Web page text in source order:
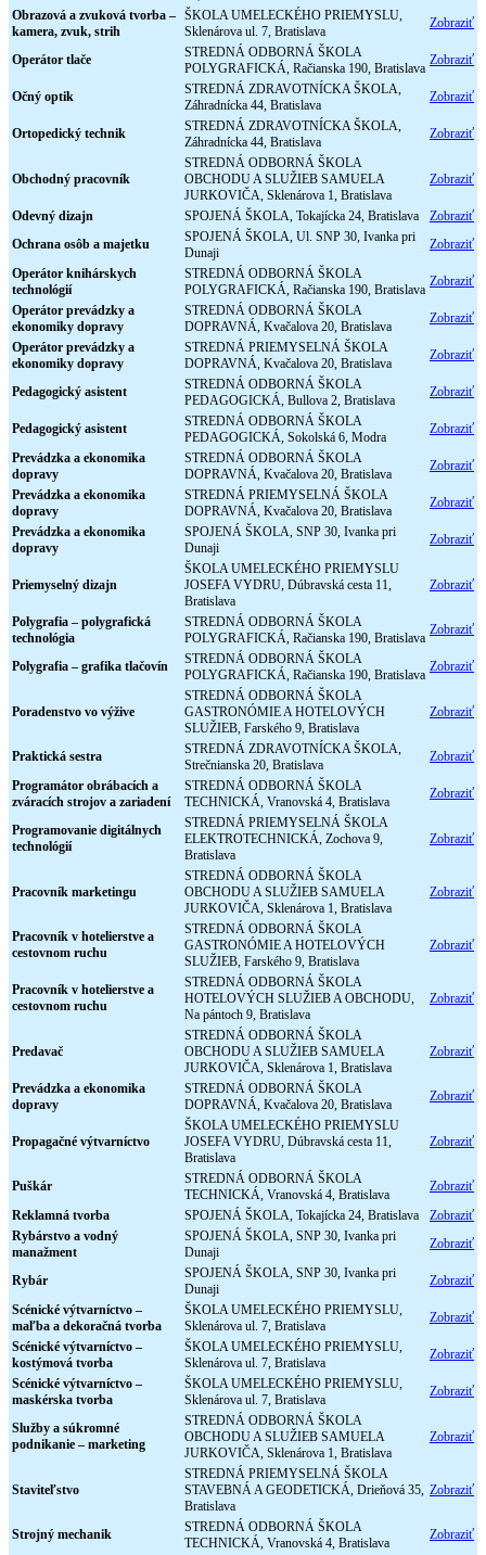
Obrazová a zvuková tvorba –
kamera, zvuk, strih
ŠKOLA UMELECKÉHO PRIEMYSLU,
Sklenárova ul. 7, Bratislava
Zobraziť
Operátor tlače
STREDNÁ ODBORNÁ ŠKOLA
POLYGRAFICKÁ, Račianska 190, Bratislava
Zobraziť
Očný optik
STREDNÁ ZDRAVOTNÍCKA ŠKOLA,
Záhradnícka 44, Bratislava
Zobraziť
Ortopedický technik
STREDNÁ ZDRAVOTNÍCKA ŠKOLA,
Záhradnícka 44, Bratislava
Zobraziť
Obchodný pracovník
STREDNÁ ODBORNÁ ŠKOLA
OBCHODU A SLUŽIEB SAMUELA
JURKOVIČA, Sklenárova 1, Bratislava
Zobraziť
Odevný dizajn SPOJENÁ ŠKOLA, Tokajícka 24, Bratislava
Zobraziť
Ochrana osôb a majetku
SPOJENÁ ŠKOLA, Ul. SNP 30, Ivanka pri
Dunaji
Zobraziť
Operátor knihárskych
technológií
STREDNÁ ODBORNÁ ŠKOLA
POLYGRAFICKÁ, Račianska 190, Bratislava
Zobraziť
Operátor prevádzky a
ekonomiky dopravy
STREDNÁ ODBORNÁ ŠKOLA
DOPRAVNÁ, Kvačalova 20, Bratislava
Zobraziť
Operátor prevádzky a
ekonomiky dopravy
STREDNÁ PRIEMYSELNÁ ŠKOLA
DOPRAVNÁ, Kvačalova 20, Bratislava
Zobraziť
Pedagogický asistent
STREDNÁ ODBORNÁ ŠKOLA
PEDAGOGICKÁ, Bullova 2, Bratislava
Zobraziť
Pedagogický asistent
STREDNÁ ODBORNÁ ŠKOLA
PEDAGOGICKÁ, Sokolská 6, Modra
Zobraziť
Prevádzka a ekonomika
dopravy
STREDNÁ ODBORNÁ ŠKOLA
DOPRAVNÁ, Kvačalova 20, Bratislava
Zobraziť
Prevádzka a ekonomika
dopravy
STREDNÁ PRIEMYSELNÁ ŠKOLA
DOPRAVNÁ, Kvačalova 20, Bratislava
Zobraziť
Prevádzka a ekonomika
dopravy
SPOJENÁ ŠKOLA, SNP 30, Ivanka pri
Dunaji
Zobraziť
Priemyselný dizajn
ŠKOLA UMELECKÉHO PRIEMYSLU
JOSEFA VYDRU, Dúbravská cesta 11,
Bratislava
Zobraziť
Polygrafia – polygrafická
technológia
STREDNÁ ODBORNÁ ŠKOLA
POLYGRAFICKÁ, Račianska 190, Bratislava
Zobraziť
Polygrafia – grafika tlačovín
STREDNÁ ODBORNÁ ŠKOLA
POLYGRAFICKÁ, Račianska 190, Bratislava
Zobraziť
Poradenstvo vo výžive
STREDNÁ ODBORNÁ ŠKOLA
GASTRONÓMIE A HOTELOVÝCH
SLUŽIEB, Farského 9, Bratislava
Zobraziť
Praktická sestra
STREDNÁ ZDRAVOTNÍCKA ŠKOLA,
Strečnianska 20, Bratislava
Zobraziť
Programátor obrábacích a
zváracích strojov a zariadení
STREDNÁ ODBORNÁ ŠKOLA
TECHNICKÁ, Vranovská 4, Bratislava
Zobraziť
Programovanie digitálnych
technológií
STREDNÁ PRIEMYSELNÁ ŠKOLA
ELEKTROTECHNICKÁ, Zochova 9,
Bratislava
Zobraziť
Pracovník marketingu
STREDNÁ ODBORNÁ ŠKOLA
OBCHODU A SLUŽIEB SAMUELA
JURKOVIČA, Sklenárova 1, Bratislava
Zobraziť
Pracovník v hotelierstve a
cestovnom ruchu
STREDNÁ ODBORNÁ ŠKOLA
GASTRONÓMIE A HOTELOVÝCH
SLUŽIEB, Farského 9, Bratislava
Zobraziť
Pracovník v hotelierstve a
cestovnom ruchu
STREDNÁ ODBORNÁ ŠKOLA
HOTELOVÝCH SLUŽIEB A OBCHODU,
Na pántoch 9, Bratislava
Zobraziť
Predavač
STREDNÁ ODBORNÁ ŠKOLA
OBCHODU A SLUŽIEB SAMUELA
JURKOVIČA, Sklenárova 1, Bratislava
Zobraziť
Prevádzka a ekonomika
dopravy
STREDNÁ ODBORNÁ ŠKOLA
DOPRAVNÁ, Kvačalova 20, Bratislava
Zobraziť
Propagačné výtvarníctvo
ŠKOLA UMELECKÉHO PRIEMYSLU
JOSEFA VYDRU, Dúbravská cesta 11,
Bratislava
Zobraziť
Puškár
STREDNÁ ODBORNÁ ŠKOLA
TECHNICKÁ, Vranovská 4, Bratislava
Zobraziť
Reklamná tvorba
SPOJENÁ ŠKOLA, Tokajícka 24, Bratislava
Zobraziť
Rybárstvo a vodný
manažment
SPOJENÁ ŠKOLA, SNP 30, Ivanka pri
Dunaji
Zobraziť
Rybár
SPOJENÁ ŠKOLA, SNP 30, Ivanka pri
Dunaji
Zobraziť
Scénické výtvarníctvo –
maľba a dekoračná tvorba
ŠKOLA UMELECKÉHO PRIEMYSLU,
Sklenárova ul. 7, Bratislava
Zobraziť
Scénické výtvarníctvo –
kostýmová tvorba
ŠKOLA UMELECKÉHO PRIEMYSLU,
Sklenárova ul. 7, Bratislava
Zobraziť
Scénické výtvarníctvo –
maskérska tvorba
ŠKOLA UMELECKÉHO PRIEMYSLU,
Sklenárova ul. 7, Bratislava
Zobraziť
Služby a súkromné
podnikanie – marketing
STREDNÁ ODBORNÁ ŠKOLA
OBCHODU A SLUŽIEB SAMUELA
JURKOVIČA, Sklenárova 1, Bratislava
Zobraziť
Staviteľstvo
STREDNÁ PRIEMYSELNÁ ŠKOLA
STAVEBNÁ A GEODETICKÁ, Drieňová 35,
Bratislava
Zobraziť
Strojný mechanik
STREDNÁ ODBORNÁ ŠKOLA
TECHNICKÁ, Vranovská 4, Bratislava
Zobraziť